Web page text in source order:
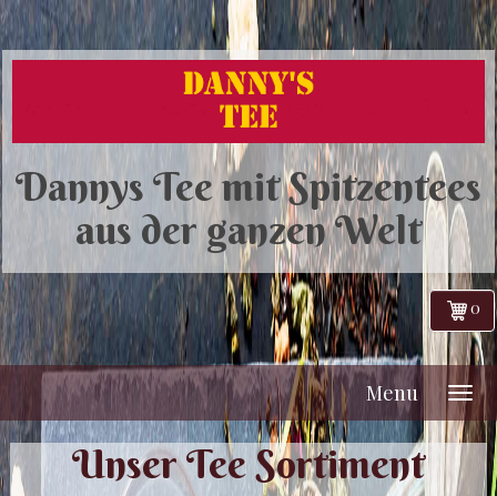
Dannys Tee mit Spitzentees
aus der ganzen Welt
0
Menu
Unser Tee Sortiment